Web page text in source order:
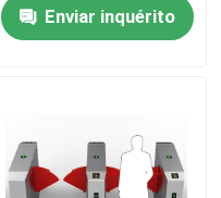
Enviar inquérito